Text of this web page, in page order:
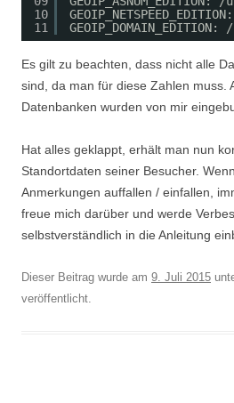
10
11
GEOIP_NETSPEED_EDITION:
GEOIP_DOMAIN_EDITION:
/
Es gilt zu beachten, dass nicht alle
sind, da man für diese Zahlen muss.
Datenbanken wurden von mir
Hat alles geklappt, erhält man nun
Standortdaten seiner Besucher.
Anmerkungen auffallen / einfallen,
freue mich darüber und werde
selbstverständlich in die Anleitung
Dieser Beitrag wurde am 9. Juli 2015
veröffentlicht.